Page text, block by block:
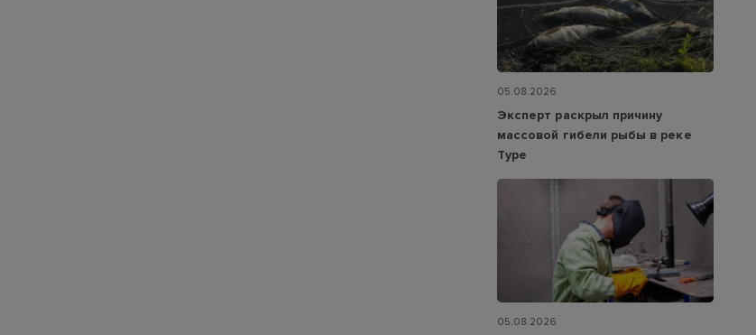
05.08.2026
Эксперт раскрыл причину
массовой гибели рыбы в реке
Туре
05.08.2026